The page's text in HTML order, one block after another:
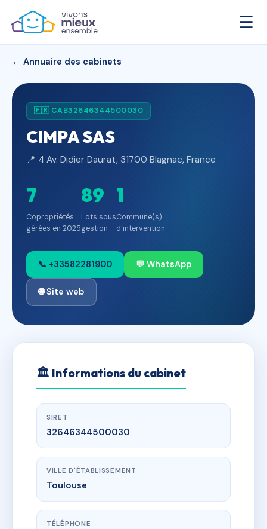
☰
← Annuaire des cabinets
🇫🇷 CAB32646344500030
CIMPA SAS
📍 4 Av. Didier Daurat, 31700 Blagnac, France
7
Copropriétés
gérées en 2025
89
Lots sous
gestion
1
Commune(s)
d'intervention
📞 +33582281900 💬 WhatsApp
🌐 Site web
🏛 Informations du cabinet
SIRET
32646344500030
VILLE D'ÉTABLISSEMENT
Toulouse
TÉLÉPHONE